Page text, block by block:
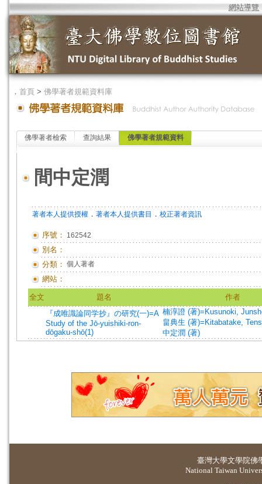
網站導覽
． 首頁 > 佛學著者規範資料庫
佛學著者檢索 查詢結果 佛學著者規範資料
間中定潤
著者本人提供授權 ． 著者本人提供書目 ． 校正著者資訊
序號： 162542
別名：
分類： 個人著者
網站：
全文 題名
作者
『成唯識論同学抄』の研究(一)=A
Study of the Jō-yuishiki-ron-
dōgaku-shō(1)
楠淳證 (著)=Kusunoki,
畠典生 (著)=Kitabatake,
中定潤 (著)
臺灣大學文學院佛
National Taiwan